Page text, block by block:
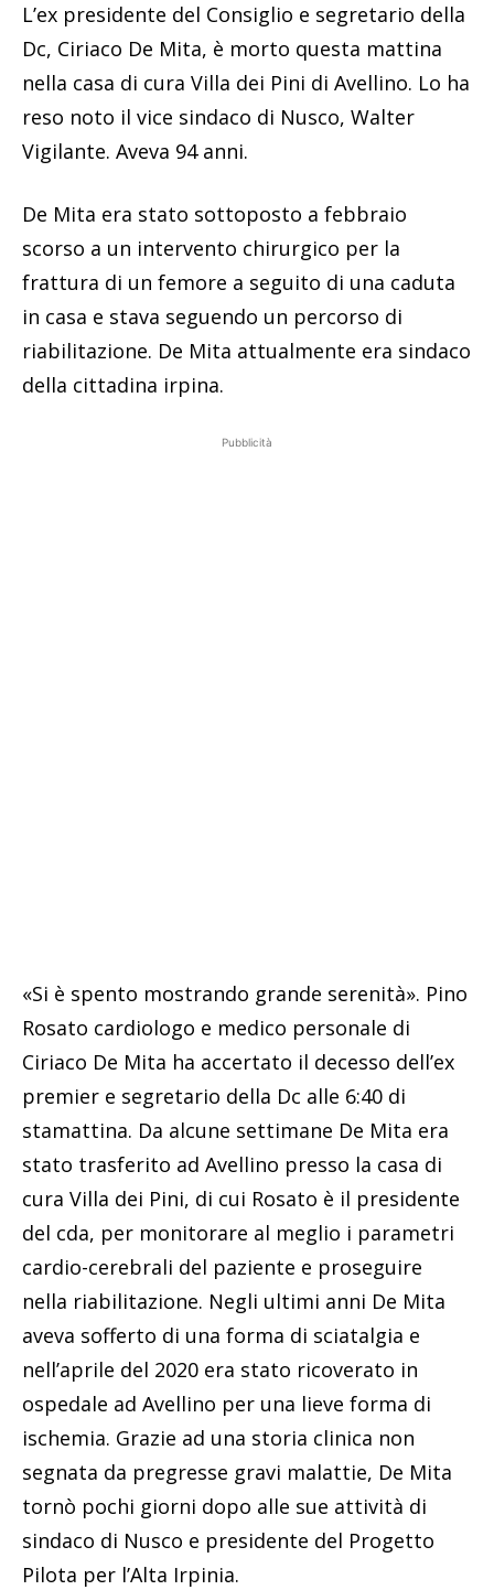
L’ex presidente del Consiglio e segretario della
Dc, Ciriaco De Mita, è morto questa mattina
nella casa di cura Villa dei Pini di Avellino. Lo ha
reso noto il vice sindaco di Nusco, Walter
Vigilante. Aveva 94 anni.
De Mita era stato sottoposto a febbraio
scorso a un intervento chirurgico per la
frattura di un femore a seguito di una caduta
in casa e stava seguendo un percorso di
riabilitazione. De Mita attualmente era sindaco
della cittadina irpina.
Pubblicità
«Si è spento mostrando grande serenità». Pino
Rosato cardiologo e medico personale di
Ciriaco De Mita ha accertato il decesso dell’ex
premier e segretario della Dc alle 6:40 di
stamattina. Da alcune settimane De Mita era
stato trasferito ad Avellino presso la casa di
cura Villa dei Pini, di cui Rosato è il presidente
del cda, per monitorare al meglio i parametri
cardio-cerebrali del paziente e proseguire
nella riabilitazione. Negli ultimi anni De Mita
aveva sofferto di una forma di sciatalgia e
nell’aprile del 2020 era stato ricoverato in
ospedale ad Avellino per una lieve forma di
ischemia. Grazie ad una storia clinica non
segnata da pregresse gravi malattie, De Mita
tornò pochi giorni dopo alle sue attività di
sindaco di Nusco e presidente del Progetto
Pilota per l’Alta Irpinia.